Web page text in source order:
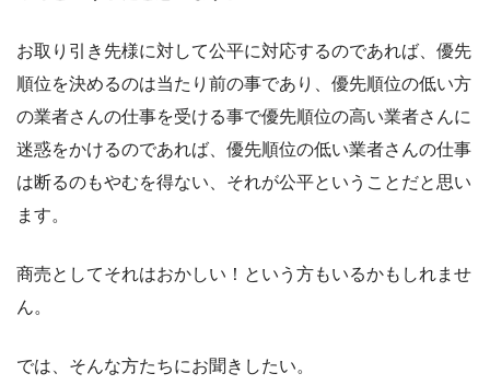
お取り引き先様に対して公平に対応するのであれば、優先
順位を決めるのは当たり前の事であり、優先順位の低い方
の業者さんの仕事を受ける事で優先順位の高い業者さんに
迷惑をかけるのであれば、優先順位の低い業者さんの仕事
は断るのもやむを得ない、それが公平ということだと思い
ます。
商売としてそれはおかしい！という方もいるかもしれませ
ん。
では、そんな方たちにお聞きしたい。